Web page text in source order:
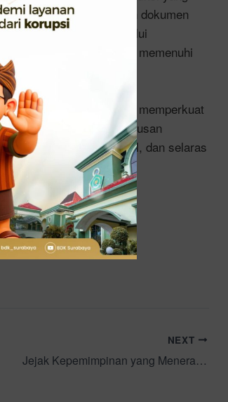
memastikan seluruh dokumen
lebih lanjut. Melalui
diharapkan dapat memenuhi
komitmennya dalam memperkuat
menjadi bukti keseriusan
profesional, akuntabel, dan selaras
NEXT
Jejak Kepemimpinan yang Menerangi: Momen Haru Perpisahan Kepala BDK Surabaya